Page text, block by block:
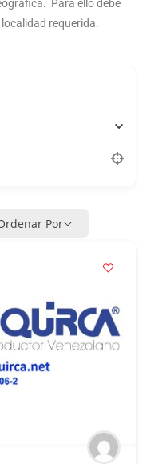
Para ello debe
requerida.
Por